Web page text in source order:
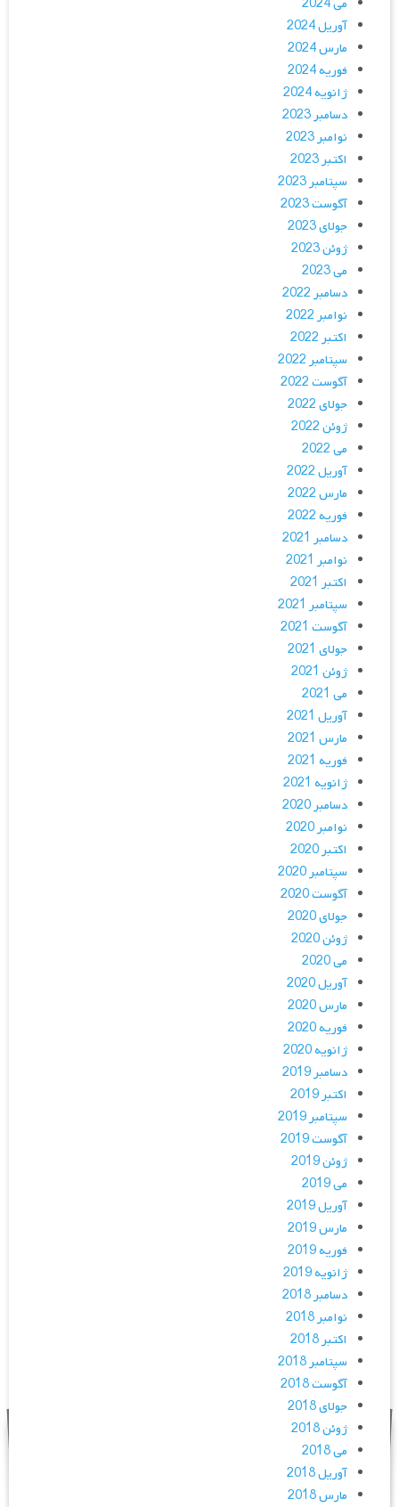
آوریل 2024
مارس 2024
فوریه 2024
ژانویه 2024
دسامبر 2023
نوامبر 2023
اکتبر 2023
سپتامبر 2023
آگوست 2023
جولای 2023
ژوئن 2023
می 2023
دسامبر 2022
نوامبر 2022
اکتبر 2022
سپتامبر 2022
آگوست 2022
جولای 2022
ژوئن 2022
می 2022
آوریل 2022
مارس 2022
فوریه 2022
دسامبر 2021
نوامبر 2021
اکتبر 2021
سپتامبر 2021
آگوست 2021
جولای 2021
ژوئن 2021
می 2021
آوریل 2021
مارس 2021
فوریه 2021
ژانویه 2021
دسامبر 2020
نوامبر 2020
اکتبر 2020
سپتامبر 2020
آگوست 2020
جولای 2020
ژوئن 2020
می 2020
آوریل 2020
مارس 2020
فوریه 2020
ژانویه 2020
دسامبر 2019
اکتبر 2019
سپتامبر 2019
آگوست 2019
ژوئن 2019
می 2019
آوریل 2019
مارس 2019
فوریه 2019
ژانویه 2019
دسامبر 2018
نوامبر 2018
اکتبر 2018
سپتامبر 2018
آگوست 2018
جولای 2018
ژوئن 2018
می 2018
آوریل 2018
مارس 2018